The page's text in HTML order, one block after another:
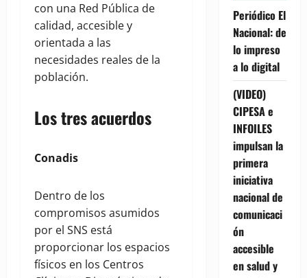
con una Red Pública de
calidad, accesible y
orientada a las
necesidades reales de la
población.
Los tres acuerdos
Conadis
Dentro de los
compromisos asumidos
por el SNS está
proporcionar los espacios
físicos en los Centros
Periódico El
Nacional: de
lo impreso
a lo digital
(VIDEO)
CIPESA e
INFOILES
impulsan la
primera
iniciativa
nacional de
comunicaci
ón
accesible
en salud y